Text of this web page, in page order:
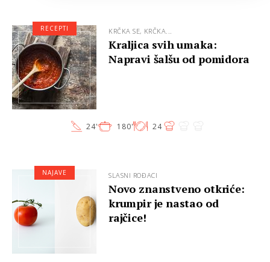
KRČKA SE, KRČKA...
Kraljica svih umaka:
Napravi šalšu od pomidora
24' 180' 24
RECEPTI
SLASNI ROĐACI
Novo znanstveno otkriće:
krumpir je nastao od
rajčice!
NAJAVE